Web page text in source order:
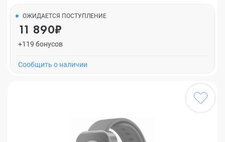
ОЖИДАЕТСЯ ПОСТУПЛЕНИЕ
11 890₽
+119 бонусов
Cообщить о наличии